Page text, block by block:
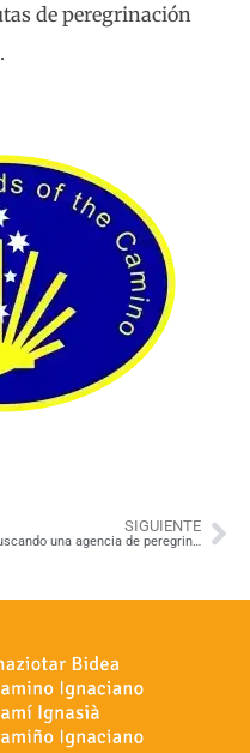
de peregrinación
SIGUIENTE
¿Buscando una agencia de peregrinos?